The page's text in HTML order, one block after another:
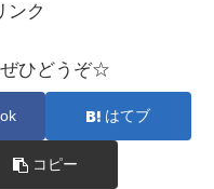
ンク
ひどうぞ☆
はてブ
コピー